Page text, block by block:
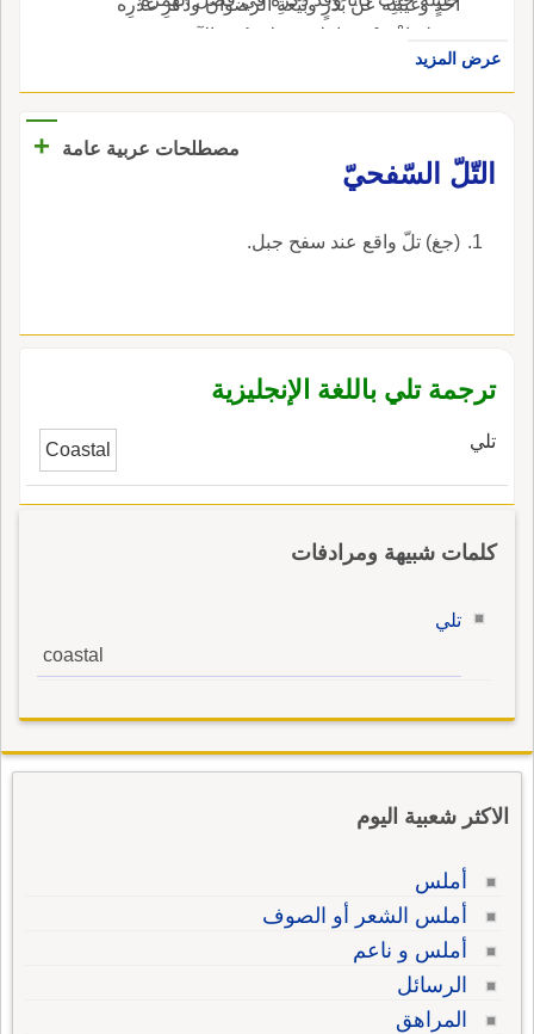
وقوله اذْهَبْ بهذا تَلانَ معَك؛ يُريد الآن، وقد تقدم
ذكره.
عرض المزيد
مصطلحات عربية عامة
+
التّلّ السّفحيّ
(جغ) تلّ واقع عند سفح جبل.
ترجمة تلي باللغة الإنجليزية
تلي Coastal
كلمات شبيهة ومرادفات
تلي
coastal
الاكثر شعبية اليوم
أملس
أملس الشعر أو الصوف
أملس و ناعم
الرسائل
المراهق